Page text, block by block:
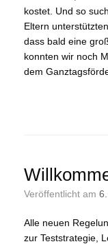
kostet. Und so
Eltern
dass bald eine
konnten wir noch
dem
Veröffentlicht am
Alle neuen
zur Teststrategie,